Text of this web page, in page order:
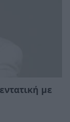
με